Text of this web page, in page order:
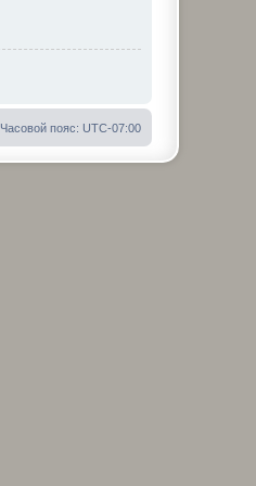
Часовой пояс: UTC-07:00